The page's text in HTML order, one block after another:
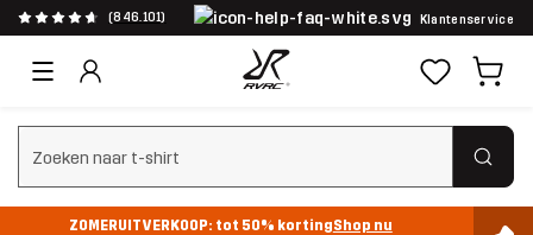
(846.101) Klantenservice
Zoeken wissen
ZOMERUITVERKOOP: tot 50% kortingShop nu